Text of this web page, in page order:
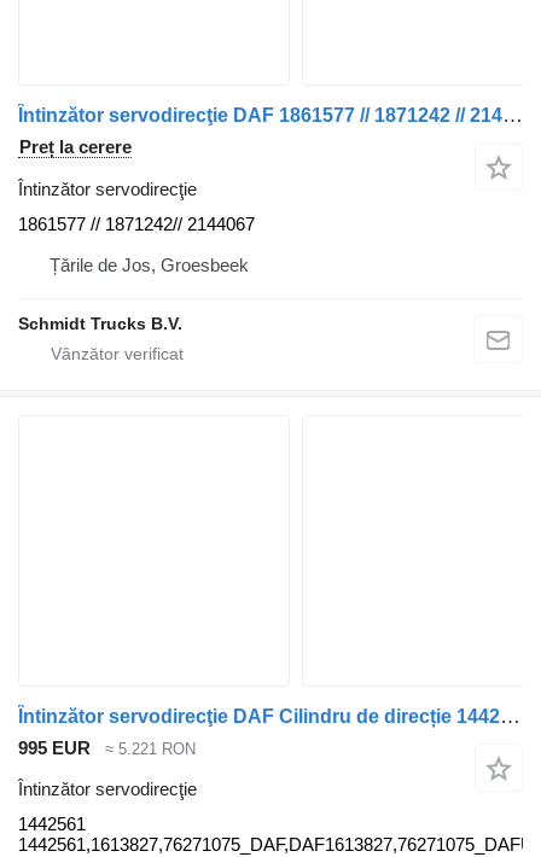
Întinzător servodirecţie DAF 1861577 // 1871242 // 2144067 TIJĂ DE DIRECȚIE CF 450 EURO 6 MODEL 202 pentru cap tractor
Preț la cerere
Întinzător servodirecţie
1861577 // 1871242// 2144067
Țările de Jos, Groesbeek
Schmidt Trucks B.V.
Întinzător servodirecţie DAF Cilindru de direcție 1442561 pentru camion DAF
995 EUR ≈ 5.221 RON
Întinzător servodirecţie
1442561